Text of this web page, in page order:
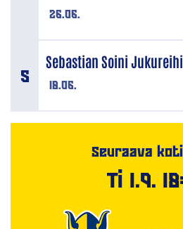
26.06.
18.06.
Sebastian Soini
Seuraava
Ti 1.9.